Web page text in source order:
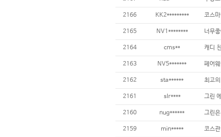
2166 KK2*********
2165 NV1******** 너무
2164 cms**
2163 NV5*******
2162 sta****** 최고
2161 slr****
2160 nug******
2159 min*****